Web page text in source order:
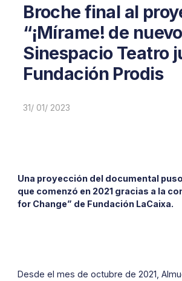
Broche final al
“¡Mírame! de
Sinespacio Teatro
Fundación Prodis
31/ 01/ 2023
Una proyección del documental
que comenzó en 2021 gracias a la
for Change” de Fundación LaCaixa.
Desde el mes de octubre de 2021,